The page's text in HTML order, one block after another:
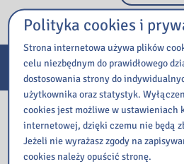
E-usługi
Nasza biblioteka
Polityka cookies i
Strona internetowa używa plików
celu niezbędnym do prawidłowego
dostosowania strony do
użytkownika oraz statystyk.
cookies jest możliwe w ustawieniach
internetowej, dzięki czemu nie będą
Jeżeli nie wyrażasz zgody na
cookies należy opuścić stronę.